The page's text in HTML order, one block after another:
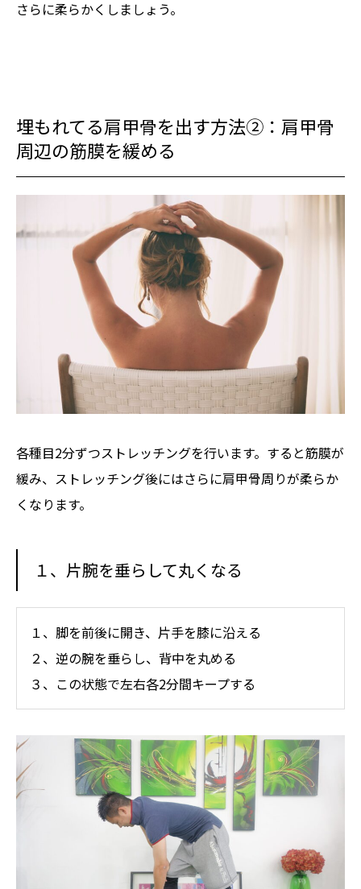
さらに柔らかくしましょう。
埋もれてる肩甲骨を出す方法②：肩甲骨
周辺の筋膜を緩める
各種目2分ずつストレッチングを行います。すると筋膜が
緩み、ストレッチング後にはさらに肩甲骨周りが柔らか
くなります。
１、片腕を垂らして丸くなる
１、脚を前後に開き、片手を膝に沿える
２、逆の腕を垂らし、背中を丸める
３、この状態で左右各2分間キープする